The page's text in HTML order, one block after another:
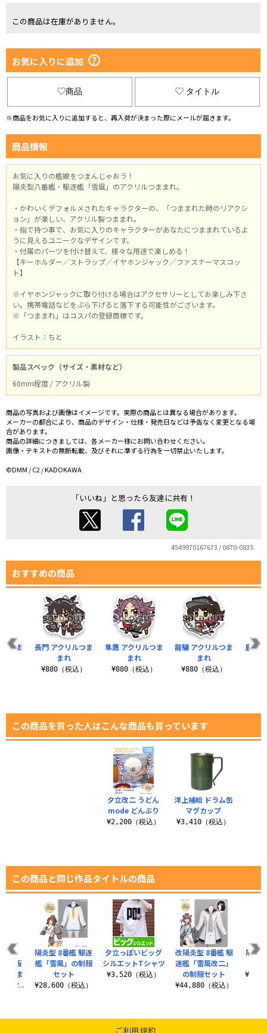
この商品は在庫がありません。
お気に入りに追加
商品 タイトル
※商品をお気に入りに追加すると、再入荷が決まった際にメールが届きます。
商品情報
お気に入りの艦娘をつまんじゃおう！
陽炎型八番艦・駆逐艦「雪風」のアクリルつままれ。
・かわいくデフォルメされたキャラクターの、「つままれた時のリアクシ
ョン」が楽しい、アクリル製つままれ。
・指で持つ事で、お気に入りのキャラクターがあなたにつままれているよ
うに見えるユニークなデザインです。
・付属のパーツを付け替えて、様々な用途で楽しめる！
【キーホルダー／ストラップ／イヤホンジャック／ファスナーマスコッ
ト】
※イヤホンジャックに取り付ける場合はアクセサリーとしてお楽しみ下さ
い。携帯電話などをぶら下げると落下する可能性がございます。
※「つままれ」はコスパの登録商標です。
イラスト：ちと
製品スペック（サイズ・素材など）
60mm程度 / アクリル製
商品の写真および画像はイメージです。実際の商品とは異なる場合があります。
メーカーの都合により、商品のデザイン・仕様・発売日などは予告なく変更となる場
合があります。
商品の詳細につきましては、各メーカー様にお問い合わせください。
画像・テキストの無断転載、及びそれに準ずる行為を一切禁止いたします。
©DMM / C2 / KADOKAWA
「いいね」と思ったら友達に共有！
4549970167673 / 0870-0835
おすすめの商品
隼鷹 アクリルつま
まれ
¥880（税込）
龍驤 アクリルつま
まれ
¥880（税込）
島風
つま
長門 アクリルつま
まれ
¥880（税込）
この商品を買った人はこんな商品も買っています
夕立改二 うどん
mode どんぶり
¥2,200（税込）
洋上補給 ドラム缶
マグカップ
¥3,410（税込）
この商品と同じ作品タイトルの商品
夕立っぽいビッグ
シルエットTシャツ
¥3,520（税込）
改陽炎型 8番艦 駆
逐艦「雪風改二」
の制服セット
¥44,880（税込）
陽炎
定
光版
つま
プセ..
陽炎型 8番艦 駆逐
艦「雪風」の制服
セット
¥28,600（税込）
ご利用規約